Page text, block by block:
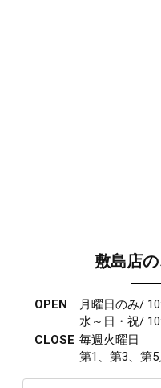
敷島店
OPEN
月曜日のみ/
水～日・祝/
CLOSE 毎週火曜日
第1、第3、第